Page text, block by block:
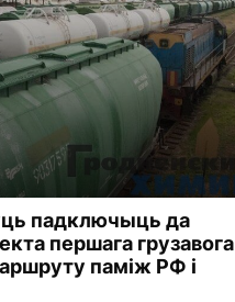
падключыць да
першага грузавога
паміж РФ і